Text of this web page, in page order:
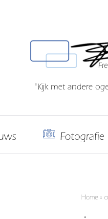
"Kijk met andere
Fotografie
Home »